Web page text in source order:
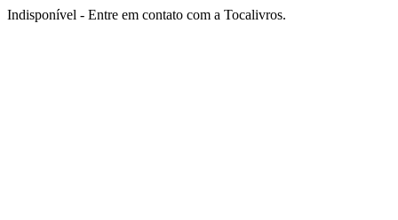
Indisponível - Entre em contato com a Tocalivros.